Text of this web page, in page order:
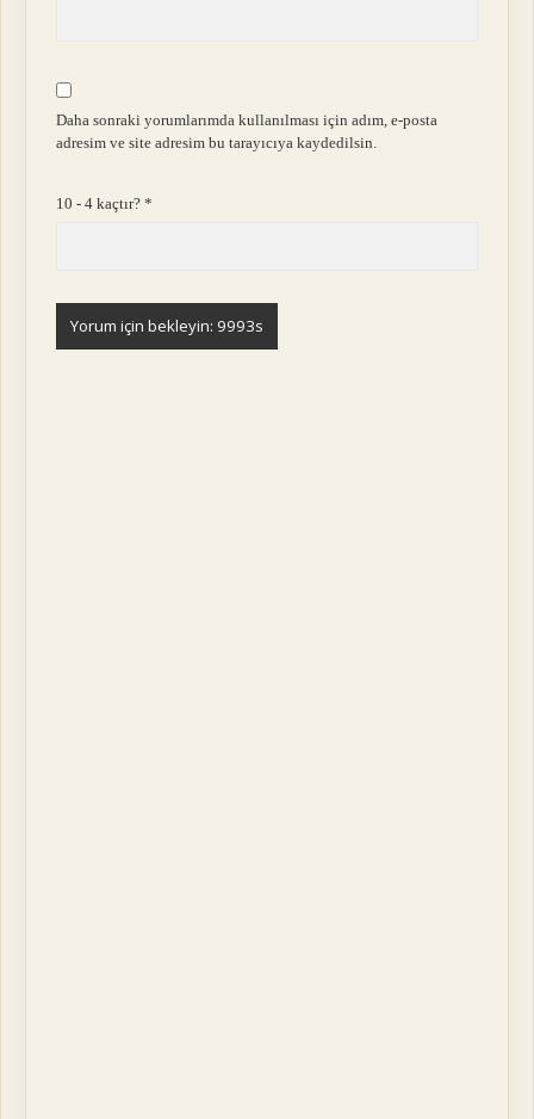
Daha sonraki yorumlarımda kullanılması için adım, e-posta
adresim ve site adresim bu tarayıcıya kaydedilsin.
10 - 4 kaçtır?*